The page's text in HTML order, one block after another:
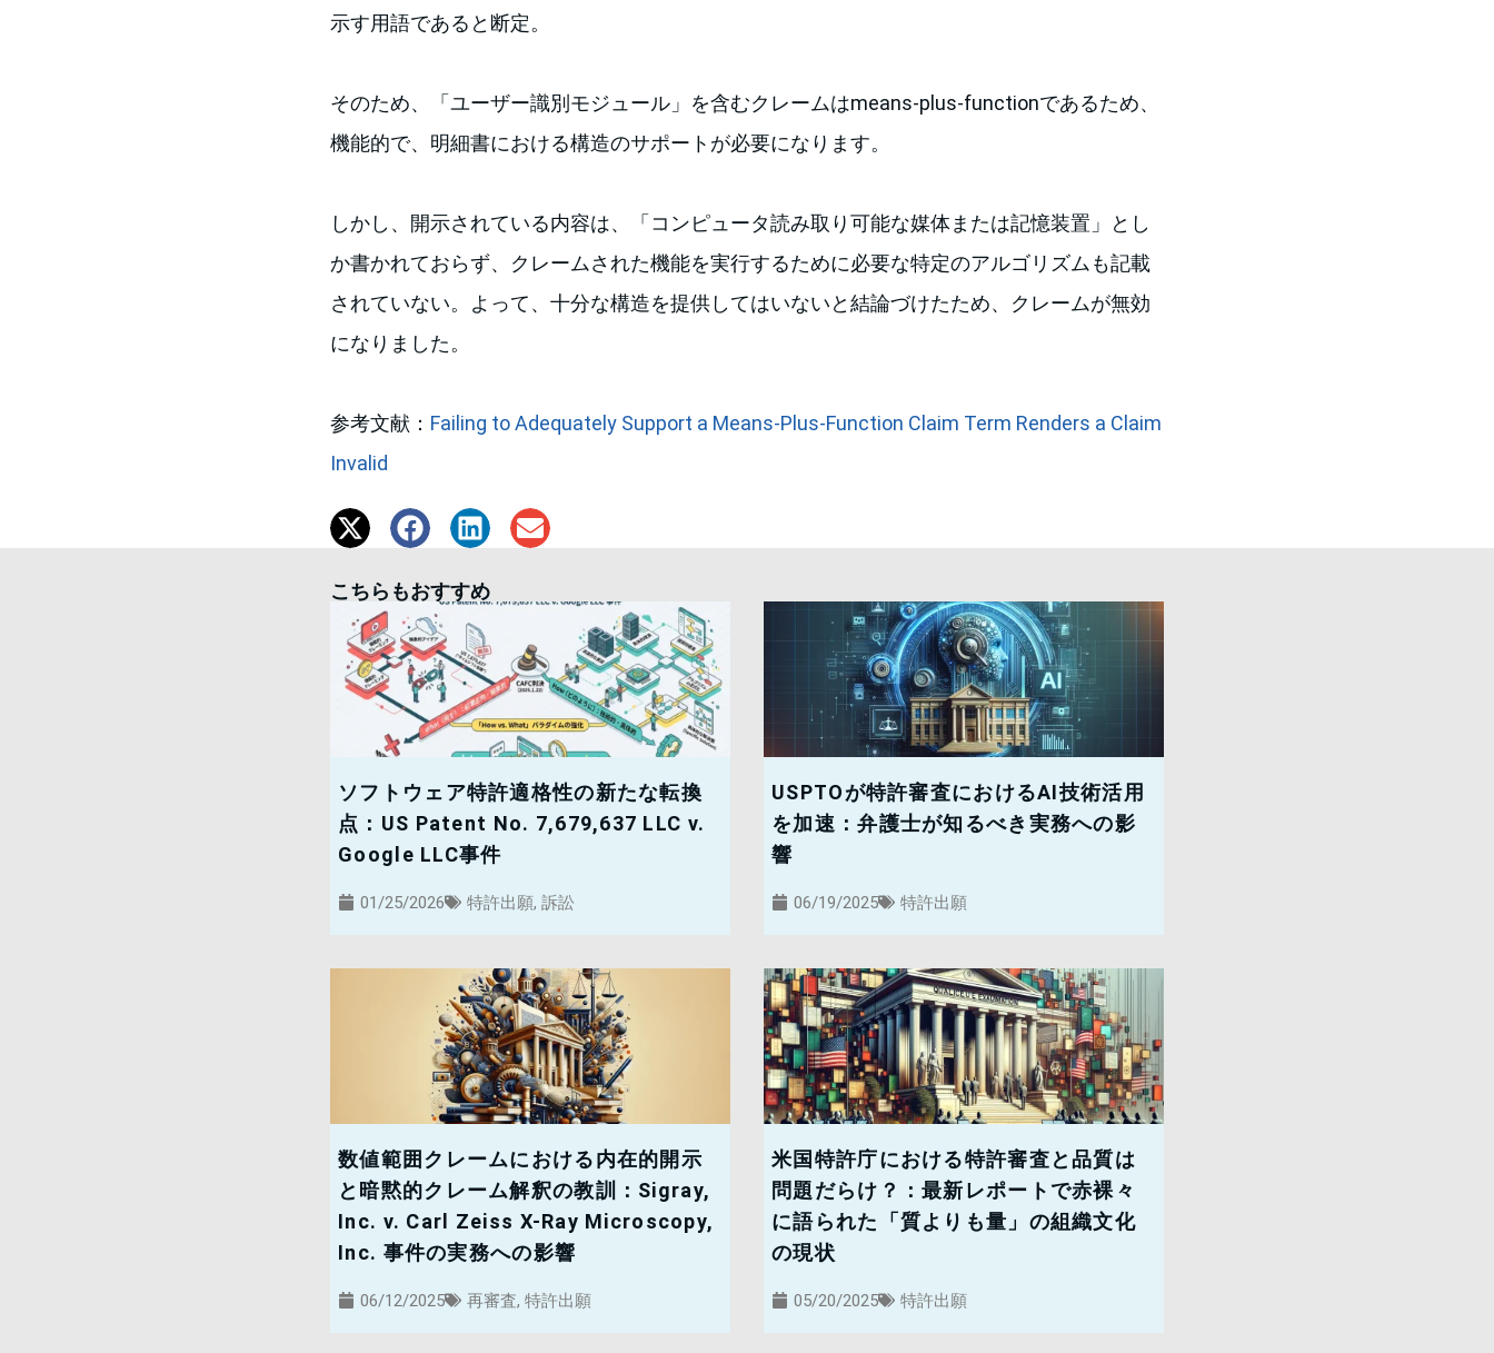
示す用語であると断定。
そのため、「ユーザー識別モジュール」を含むクレームはmeans-plus-functionであるため、
機能的で、明細書における構造のサポートが必要になります。
しかし、開示されている内容は、「コンピュータ読み取り可能な媒体または記憶装置」とし
か書かれておらず、クレームされた機能を実行するために必要な特定のアルゴリズムも記載
されていない。よって、十分な構造を提供してはいないと結論づけたため、クレームが無効
になりました。
参考文献： Failing to Adequately Support a Means-Plus-Function Claim Term Renders a Claim
Invalid
こちらもおすすめ
ソフトウェア特許適格性の新たな転換
点：US Patent No. 7,679,637 LLC v.
Google LLC事件
01/25/2026 特許出願,訴訟
USPTOが特許審査におけるAI技術活用
を加速：弁護士が知るべき実務への影
響
06/19/2025 特許出願
数値範囲クレームにおける内在的開示
と暗黙的クレーム解釈の教訓：Sigray,
Inc. v. Carl Zeiss X-Ray Microscopy,
Inc. 事件の実務への影響
06/12/2025 再審査,特許出願
米国特許庁における特許審査と品質は
問題だらけ？：最新レポートで赤裸々
に語られた「質よりも量」の組織文化
の現状
05/20/2025 特許出願